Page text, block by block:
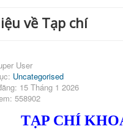
về Tạp chí
User
Uncategorised
15 Tháng 1 2026
558902
TẠP CHÍ